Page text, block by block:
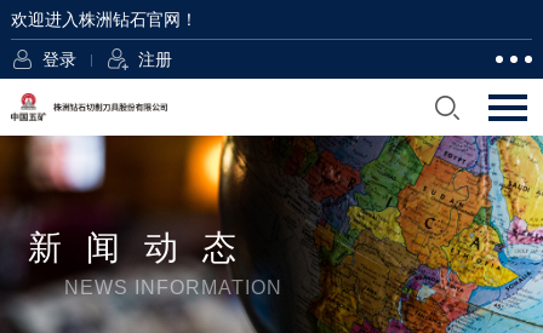
欢迎进入株洲钻石官网！
登录 注册
新闻动态
NEWS INFORMATION